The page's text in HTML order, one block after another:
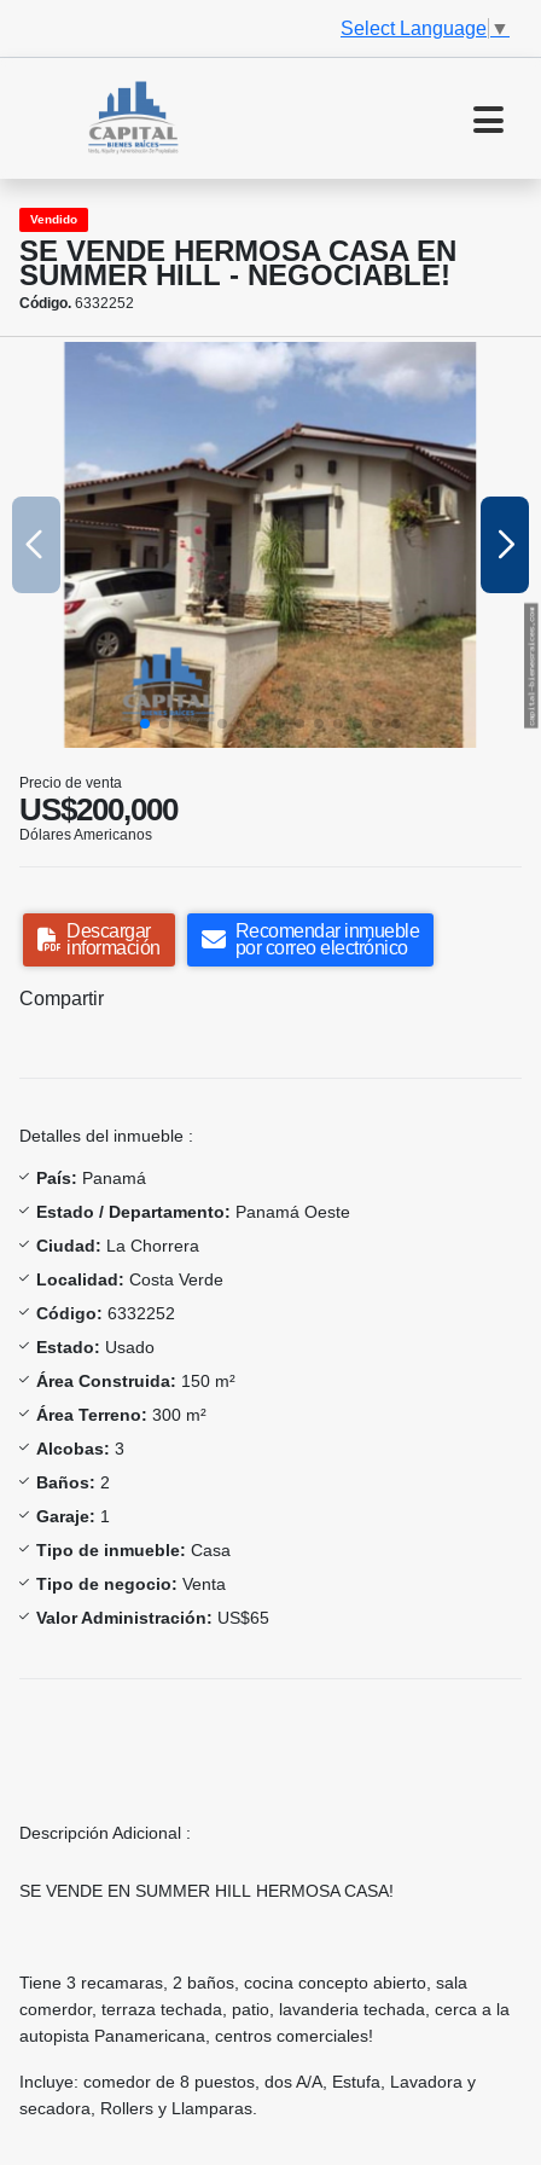
Select Language ▼
Vendido
SE VENDE HERMOSA CASA EN
SUMMER HILL - NEGOCIABLE!
Código. 6332252
Precio de venta
US$200,000
Dólares Americanos
Descargar
información
Recomendar inmueble
por correo electrónico
Compartir
Detalles del inmueble :
País: Panamá
Estado / Departamento: Panamá Oeste
Ciudad: La Chorrera
Localidad: Costa Verde
Código: 6332252
Estado: Usado
Área Construida: 150 m²
Área Terreno: 300 m²
Alcobas: 3
Baños: 2
Garaje: 1
Tipo de inmueble: Casa
Tipo de negocio: Venta
Valor Administración: US$65
Descripción Adicional :
SE VENDE EN SUMMER HILL HERMOSA CASA!
Tiene 3 recamaras, 2 baños, cocina concepto abierto, sala
comerdor, terraza techada, patio, lavanderia techada, cerca a la
autopista Panamericana, centros comerciales!
Incluye: comedor de 8 puestos, dos A/A, Estufa, Lavadora y
secadora, Rollers y Llamparas.